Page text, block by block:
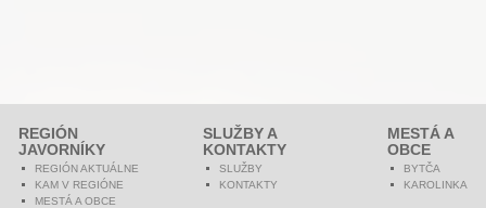
REGIÓN
JAVORNÍKY
REGIÓN AKTUÁLNE
KAM V REGIÓNE
MESTÁ A OBCE
SLUŽBY A
KONTAKTY
SLUŽBY
KONTAKTY
MESTÁ A
OBCE
BYTČA
KAROLINKA